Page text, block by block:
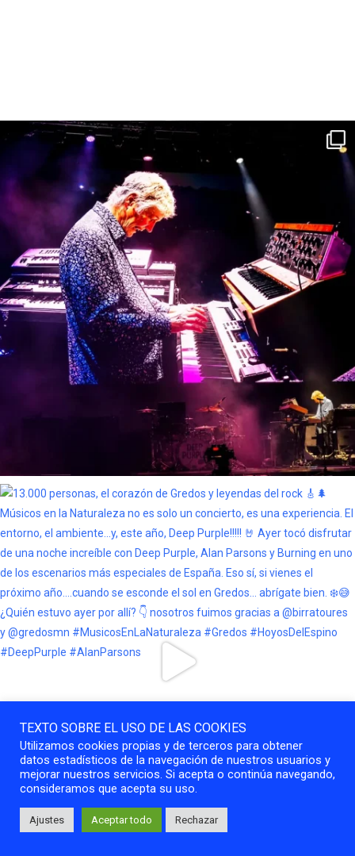
TEXTO SOBRE EL USO DE LAS COOKIES
Utilizamos cookies propias y de terceros para obtener
datos estadísticos de la navegación de nuestros usuarios y
mejorar nuestros servicios. Si acepta o continúa navegando,
consideramos que acepta su uso.
Ajustes Aceptar todo Rechazar